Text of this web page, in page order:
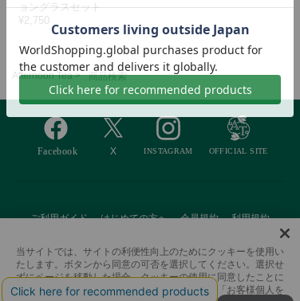
ョングラスセット
¥2,750
Afternoon Tea > 商品検索
ご利用ガイド はじめての方へ 会員規約 利用規約
採用情報 FAQ お問い合わせ
当サイトでは、サイトの利便性向上のためにクッキーを使用い
たします。ボタンから同意の可否を選択してください。選択せ
ずにページを移動した場合、クッキーの使用に同意したことに
なります。クッキーを通じて収集する情報には「お客様個人を